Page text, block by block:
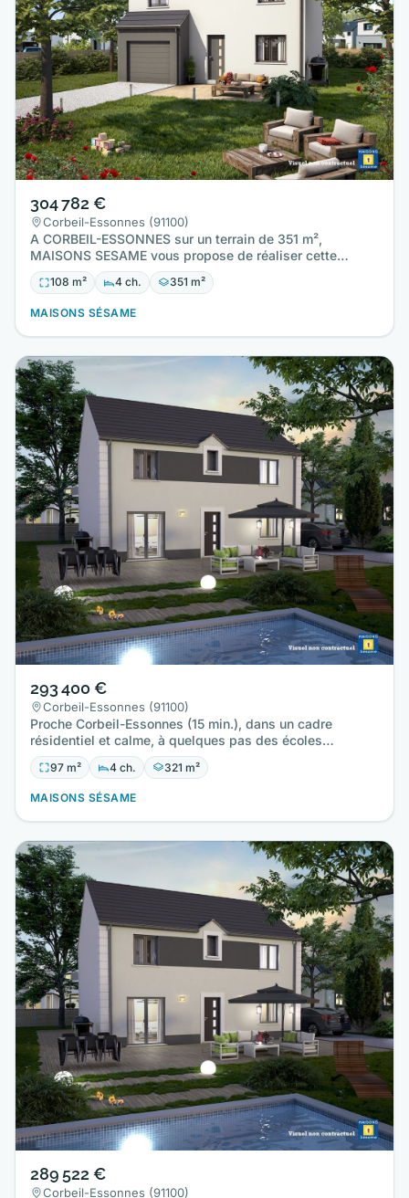
304 782 €
Corbeil-Essonnes (91100)
A CORBEIL-ESSONNES sur un terrain de 351 m²,
MAISONS SESAME vous propose de réaliser cette
maison neuve d'une surface…
108 m² 4 ch. 351 m²
MAISONS SÉSAME
293 400 €
Corbeil-Essonnes (91100)
Proche Corbeil-Essonnes (15 min.), dans un cadre
résidentiel et calme, à quelques pas des écoles
maternelle et…
97 m² 4 ch. 321 m²
MAISONS SÉSAME
289 522 €
Corbeil-Essonnes (91100)